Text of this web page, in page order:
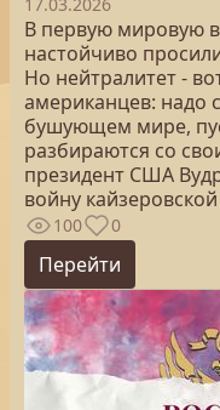
В первую мировую
настойчиво
Но нейтралитет -
американцев: надо
бушующем мире,
разбираются со
президент США
войну
100 0
Перейти